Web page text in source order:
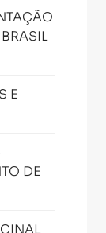
E
DE